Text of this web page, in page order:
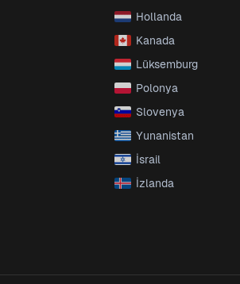
Hollanda
Kanada
Lüksemburg
Polonya
Slovenya
Yunanistan
İsrail
İzlanda